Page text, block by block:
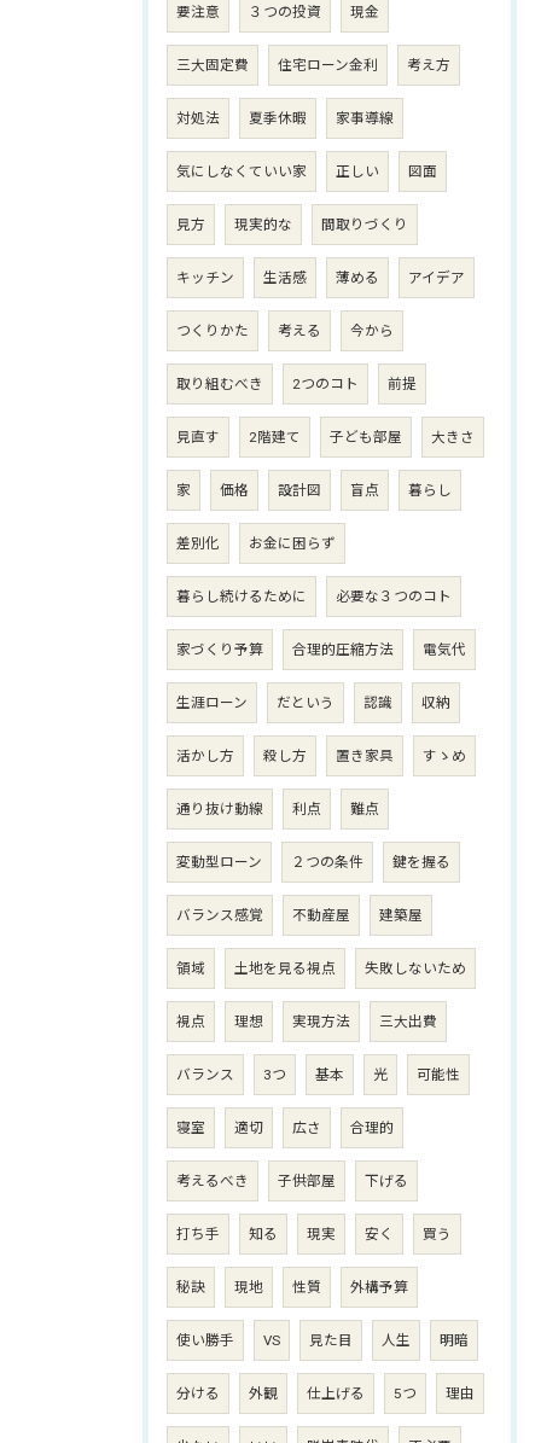
要注意 ３つの投資 現金
三大固定費 住宅ローン金利 考え方
対処法 夏季休暇 家事導線
気にしなくていい家 正しい 図面
見方 現実的な 間取りづくり
キッチン 生活感 薄める アイデア
つくりかた 考える 今から
取り組むべき 2つのコト 前提
見直す 2階建て 子ども部屋 大きさ
家 価格 設計図 盲点 暮らし
差別化 お金に困らず
暮らし続けるために 必要な３つのコト
家づくり予算 合理的圧縮方法 電気代
生涯ローン だという 認識 収納
活かし方 殺し方 置き家具 すゝめ
通り抜け動線 利点 難点
変動型ローン ２つの条件 鍵を握る
バランス感覚 不動産屋 建築屋
領域 土地を見る視点 失敗しないため
視点 理想 実現方法 三大出費
バランス 3つ 基本 光 可能性
寝室 適切 広さ 合理的
考えるべき 子供部屋 下げる
打ち手 知る 現実 安く 買う
秘訣 現地 性質 外構予算
使い勝手 VS 見た目 人生 明暗
分ける 外観 仕上げる 5つ 理由